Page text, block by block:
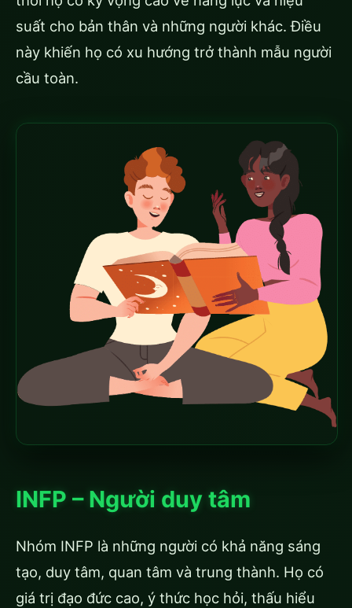
suất cho bản thân và những người khác. Điều
này khiến họ có xu hướng trở thành mẫu người
cầu toàn.
INFP – Người duy tâm
Nhóm INFP là những người có khả năng sáng
tạo, duy tâm, quan tâm và trung thành. Họ có
giá trị đạo đức cao, ý thức học hỏi, thấu hiểu